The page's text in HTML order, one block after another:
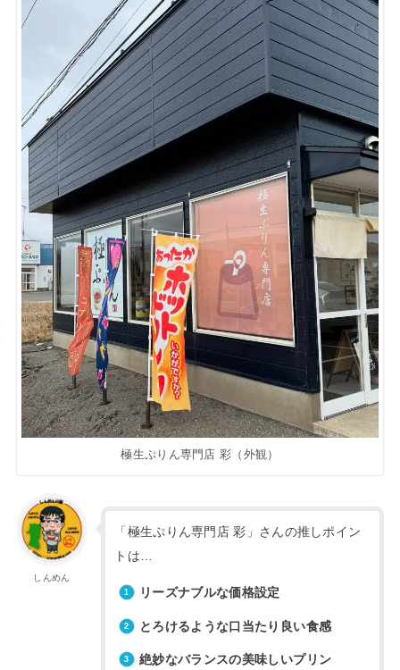
極生ぷりん専門店 彩（外観）
しんめん
「極生ぷりん専門店 彩」さんの推しポイン
トは…
リーズナブルな価格設定
とろけるような口当たり良い食感
絶妙なバランスの美味しいプリン